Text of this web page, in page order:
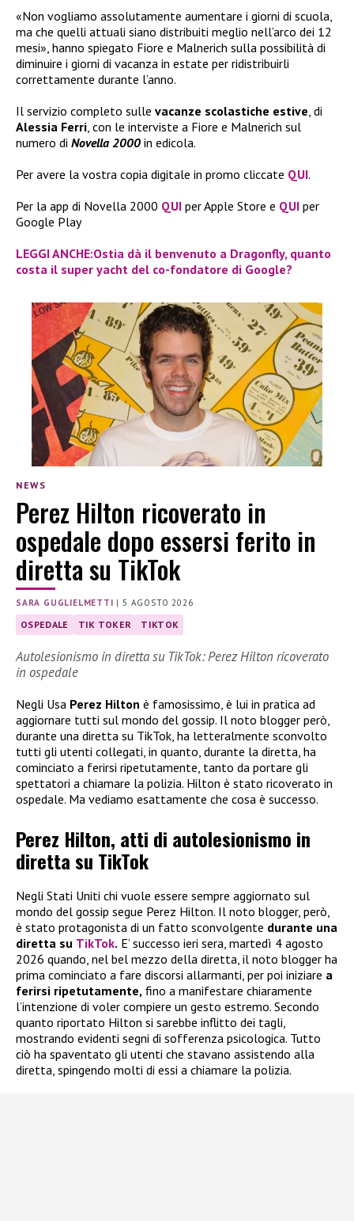
«Non vogliamo assolutamente aumentare i giorni di scuola,
ma che quelli attuali siano distribuiti meglio nell’arco dei 12
mesi», hanno spiegato Fiore e Malnerich sulla possibilità di
diminuire i giorni di vacanza in estate per ridistribuirli
correttamente durante l’anno.
Il servizio completo sulle vacanze scolastiche estive , di
Alessia Ferri , con le interviste a Fiore e Malnerich sul
numero di Novella 2000 in edicola.
Per avere la vostra copia digitale in promo cliccate QUI.
Per la app di Novella 2000 QUI per Apple Store e QUI per
Google Play
LEGGI ANCHE:Ostia dà il benvenuto a Dragonfly, quanto
costa il super yacht del co-fondatore di Google?
NEWS
Perez Hilton ricoverato in
ospedale dopo essersi ferito in
diretta su TikTok
SARA GUGLIELMETTI |5 AGOSTO 2026
OSPEDALE TIK TOKER TIKTOK
Autolesionismo in diretta su TikTok: Perez Hilton ricoverato
in ospedale
Negli Usa Perez Hilton è famosissimo, è lui in pratica ad
aggiornare tutti sul mondo del gossip. Il noto blogger però,
durante una diretta su TikTok, ha letteralmente sconvolto
tutti gli utenti collegati, in quanto, durante la diretta, ha
cominciato a ferirsi ripetutamente, tanto da portare gli
spettatori a chiamare la polizia. Hilton è stato ricoverato in
ospedale. Ma vediamo esattamente che cosa è successo.
Perez Hilton, atti di autolesionismo in
diretta su TikTok
Negli Stati Uniti chi vuole essere sempre aggiornato sul
mondo del gossip segue Perez Hilton. Il noto blogger, però,
è stato protagonista di un fatto sconvolgente durante una
diretta su TikTok. E’ successo ieri sera, martedì 4 agosto
2026 quando, nel bel mezzo della diretta, il noto blogger ha
prima cominciato a fare discorsi allarmanti, per poi iniziare a
ferirsi ripetutamente, fino a manifestare chiaramente
l’intenzione di voler compiere un gesto estremo. Secondo
quanto riportato Hilton si sarebbe inflitto dei tagli,
mostrando evidenti segni di sofferenza psicologica. Tutto
ciò ha spaventato gli utenti che stavano assistendo alla
diretta, spingendo molti di essi a chiamare la polizia.